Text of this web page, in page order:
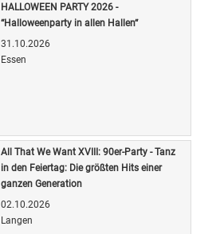
HALLOWEEN PARTY 2026 -
“Halloweenparty in allen Hallen“
31.10.2026
Essen
All That We Want XVIII: 90er-Party - Tanz
in den Feiertag: Die größten Hits einer
ganzen Generation
02.10.2026
Langen